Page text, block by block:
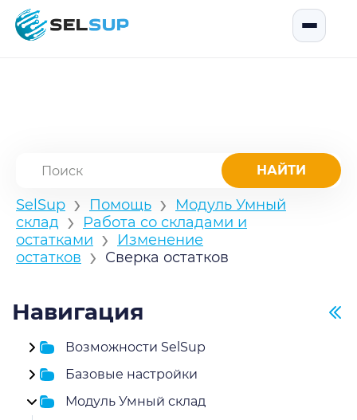
SelSup
SelSup › Помощь ›
Модуль Умный
склад › Работа со складами и
остатками › Изменение
остатков › Сверка остатков
Навигация
Возможности SelSup
Базовые настройки
Модуль Умный склад